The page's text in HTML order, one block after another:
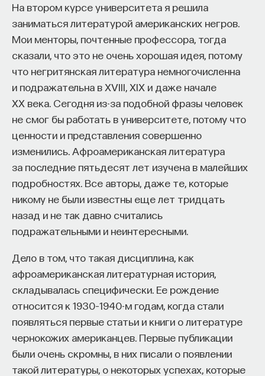
На втором курсе университета я решила
заниматься литературой американских негров.
Мои менторы, почтенные профессора, тогда
сказали, что это не очень хорошая идея, потому
что негритянская литература немногочисленна
и подражательна в XVIII, XIX и даже начале
XX века. Сегодня из-за подобной фразы человек
не смог бы работать в университете, потому что
ценности и представления совершенно
изменились. Афроамериканская литература
за последние пятьдесят лет изучена в малейших
подробностях. Все авторы, даже те, которые
никому не были известны еще лет тридцать
назад и не так давно считались
подражательными и неинтересными.
Дело в том, что такая дисциплина, как
афроамериканская литературная история,
складывалась специфически. Ее рождение
относится к 1930–1940-м годам, когда стали
появляться первые статьи и книги о литературе
чернокожих американцев. Первые публикации
были очень скромны, в них писали о появлении
такой литературы, о некоторых успехах, которые
— Овладеете ключевыми для независимого
мышления навыками: научитесь критически
воспринимать информацию и логично
и аргументированно доказывать свою точку
зрения.
— Узнаете, как философия отвечает
на основополагающие вопросы человечества: что
такое пространство и что такое время? Что
значит мыслить и что представляет собой наше
сознание? Реальна ли реальность и откуда
мы знаем то, что знаем? Существует ли в мире
свобода?
— Переосмыслите границы доверия
собственному знанию.
Автор курса: Диана Гаспарян— кандидат
философских наук, профессор Школы философии
и культурологии факультета гуманитарных наук
НИУ ВШЭ.
3/30/2022
НАПИСАТЬ НАМ